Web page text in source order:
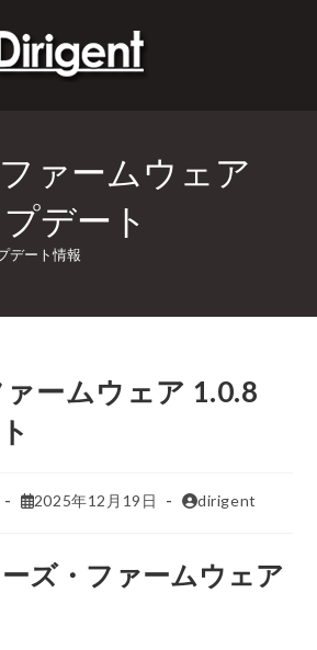
ァームウェア
デート
デート情報
ームウェア 1.0.8
2025年12月19日 dirigent
ズ・ファームウェア